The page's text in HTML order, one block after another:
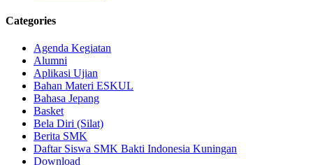
Categories
Agenda Kegiatan
Alumni
Aplikasi Ujian
Bahan Materi ESKUL
Bahasa Jepang
Basket
Bela Diri (Silat)
Berita SMK
Daftar Siswa SMK Bakti Indonesia Kuningan
Download